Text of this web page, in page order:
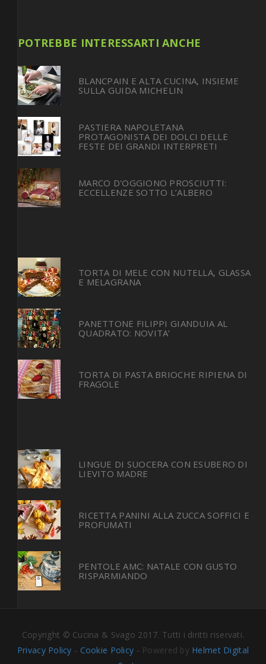
POTREBBE INTERESSARTI ANCHE
BLANCPAIN E ALTA CUCINA, INSIEME
SULLA GUIDA MICHELIN
PASTIERA NAPOLETANA
PROTAGONISTA DEI DOLCI DELLE
FESTE DEI GRANDI INTERPRETI
MARCO D'OGGIONO PROSCIUTTI:
ECCELLENZE SOTTO L’ALBERO
TORTA DI MELE CON NUTELLA, GLASSA
E MELAGRANA
PANETTONE FILIPPI GIANDUIA AL
QUADRATO: NOVITA’
TORTA DI PASTA BRIOCHE RIPIENA DI
FRAGOLE
LINGUE DI SUOCERA CON ESUBERO DI
LIEVITO MADRE
RICETTA PANINI ALLA ZUCCA SOFFICI E
PROFUMATI
PENTOLE AMC: NATALE CON GUSTO
RISPARMIANDO
Copyright © Cucina & Svago 2017. Tutti i diritti riservati.
Privacy Policy - Cookie Policy - Powered by Helmet Digital